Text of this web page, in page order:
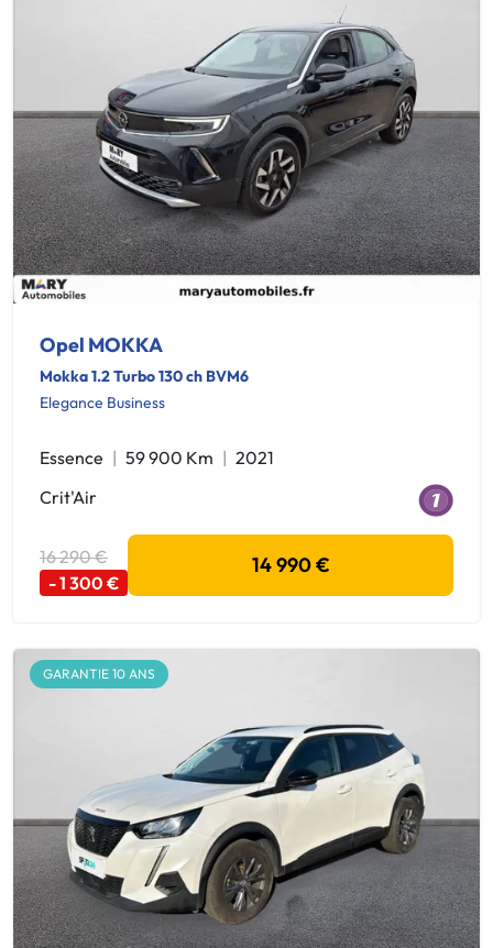
Opel MOKKA
Mokka 1.2 Turbo 130 ch BVM6
Elegance Business
Essence 59 900 Km
2021
Crit'Air
16 290 €
- 1 300 €
14 990 €
GARANTIE 10 ANS